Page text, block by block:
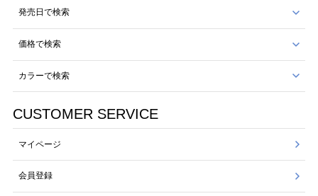
発売日で検索
価格で検索
カラーで検索
CUSTOMER SERVICE
マイページ
会員登録